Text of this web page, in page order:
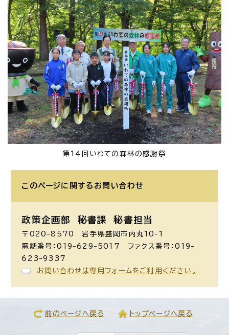
第14回いわての森林の感謝祭
このページに関する お問い合わせ
政策企画部 秘書課 秘書担当
〒020-8570 岩手県盛岡市内丸10-1
電話番号：019-629-5017 ファクス番号：019-
623-9337
お問い合わせは専用フォームをご利用ください。
前のページへ戻る トップページへ戻る